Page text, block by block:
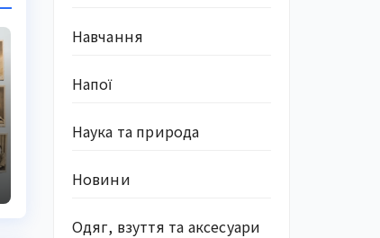
Навчання
Напої
Наука та природа
Новини
Одяг, взуття та аксесуари